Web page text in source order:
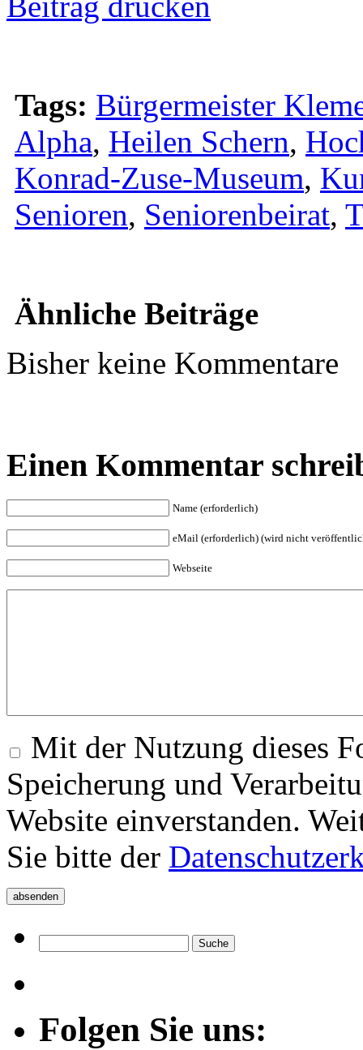
Tags: Bürgermeister
Alpha, Heilen Schern,
Konrad-Zuse-Museum,
Senioren, Seniorenbeirat,
Ähnliche Beiträge
Bisher keine Kommentare
Einen Kommentar
Name (erforderlich)
eMail (erforderlich) (wird nicht
Webseite
Mit der Nutzung dieses
Speicherung und
Website einverstanden.
Sie bitte der
Folgen Sie uns: